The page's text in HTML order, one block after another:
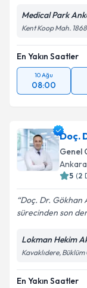
Medical Park
Kent Koop Mah.
En Yakın Saatler
10 Ağu
08:00
Doç.
Genel
Ankara
5 (2
Doç. Dr. Gökhan
sürecinden son
Lokman Hekim
Kavaklıdere,
En Yakın Saatler